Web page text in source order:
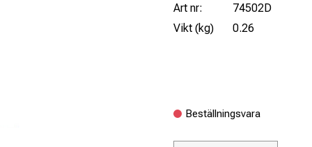
Art nr:
74502D
Vikt (kg)
0.26
Beställningsvara